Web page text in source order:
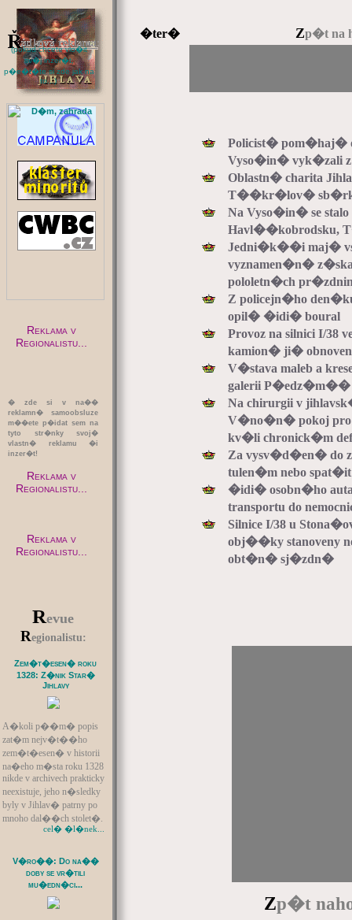
�ter� Zp�t na
(pokud chcete vlo�it
sv�j inzer�t,
p�e�t�te si zde jak na
to...):
Reklama v
Regionalistu...
� zde si v na��
reklamn� samoobsluze
m��ete p�idat sem na
tyto str�nky svoj�
vlastn� reklamu �i
inzer�t!
Reklama v
Regionalistu...
Reklama v
Regionalistu...
Revue
Regionalistu:
Zem�t�esen� roku
1328: Z�nik Star�
Jihlavy
A�koli p��m� popis
zat�m nejv�t��ho
zem�t�esen� v historii
na�eho m�sta roku 1328
nikde v archivech prakticky
neexistuje, jeho n�sledky
byly v Jihlav� patrny po
mnoho dal��ch stolet�.
cel� �l�nek...
V�ro��: Do na��
doby se vr�tili
mu�edn�ci...
Policist� pom�haj�
Vyso�in� vyk�zali z
Oblastn� charita
T��kr�lov� sb�rky
Na Vyso�in� se stalo
Jedni�k��i maj�
vyznamen�n�
pololetn�ch
Z policejn�ho
opil� �idi� boural
Provoz na silnici I/38
kamion� ji� obnoven
V�stava maleb a
galerii P�edz�m��
Na chirurgii v
V�no�n� pokoj pro
kv�li chronick�m
Za vysv�d�en� do
tulen�m nebo
�idi� osobn�ho
transportu do
Silnice I/38 u
obj��ky stanoveny
obt�n� sj�zdn�
Zp�t